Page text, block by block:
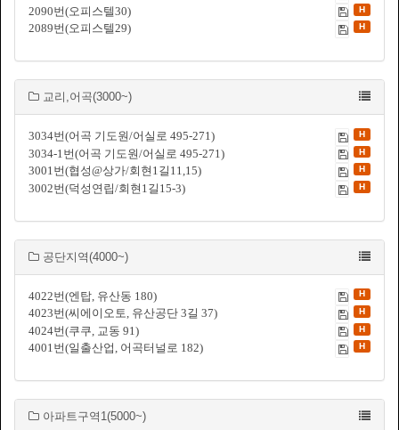
H
2090번(오피스텔30)
H
2089번(오피스텔29)
교리,어곡(3000~)
H
3034번(어곡 기도원/어실로 495-271)
H
3034-1번(어곡 기도원/어실로 495-271)
H
3001번(협성@상가/회현1길11,15)
H
3002번(덕성연립/회현1길15-3)
공단지역(4000~)
H
4022번(엔탑, 유산동 180)
H
4023번(씨에이오토, 유산공단 3길 37)
H
4024번(쿠쿠, 교동 91)
H
4001번(일출산업, 어곡터널로 182)
아파트구역1(5000~)